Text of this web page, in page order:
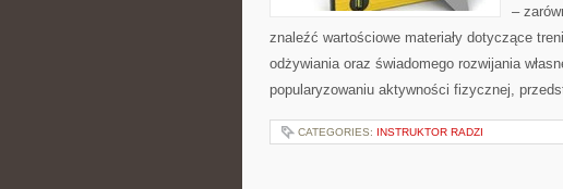
–
znaleźć wartościowe materiały dotyczące
odżywiania oraz świadomego rozwijania
popularyzowaniu aktywności fizycznej,
CATEGORIES: INSTRUKTOR RADZI